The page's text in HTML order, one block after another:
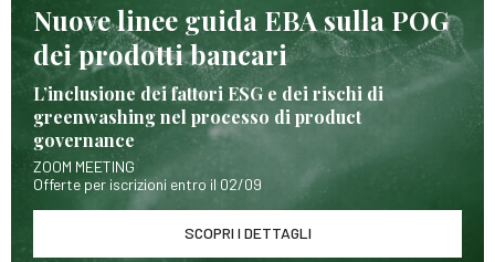
Nuove linee guida EBA sulla POG
dei prodotti bancari
L’inclusione dei fattori ESG e dei rischi di
greenwashing nel processo di product
governance
ZOOM MEETING
Offerte per iscrizioni entro il 02/09
SCOPRI I DETTAGLI